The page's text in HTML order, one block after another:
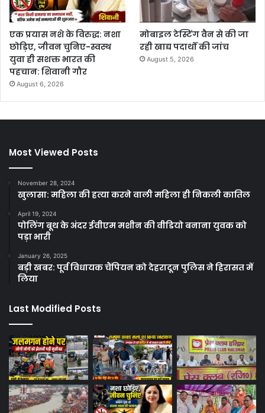
एक प्रयास नशे के विरुद्ध: नशा
छोड़िए, जीवन चुनिए-स्वस्थ
युवा ही सशक्त भारत की
पहचान: शिवानी गौर
August 6, 2026
मोबाइल टेस्टिंग वैन से की जा
रही खाद्य पदार्थों की जांच
August 5, 2026
Most Viewed Posts
November 28, 2024
खुलासा: महिला की हत्या करने वाली महिला ही निकली कातिल
April 19, 2024
पोलिंग बूथ के अंदर ईवीएम मशीन की वीडियो बनाना युवक को
पड़ा भारी
January 26, 2025
बड़ी खबर: पूर्व विधायक चैंपियन को देहरादून पुलिस ने हिरासत में
लिया
Last Modified Posts